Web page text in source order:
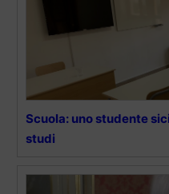
Scuola: uno studente
studi